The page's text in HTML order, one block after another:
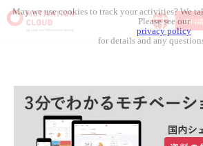
資料
料金体系
無料セミナー
May we use cookies to track your activities? We
Please see our
privacy policy
for details and any